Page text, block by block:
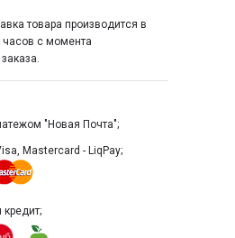
"Новая Почта";
Mastercard - LiqPay;
кредит;
товара производится в
часов с момента